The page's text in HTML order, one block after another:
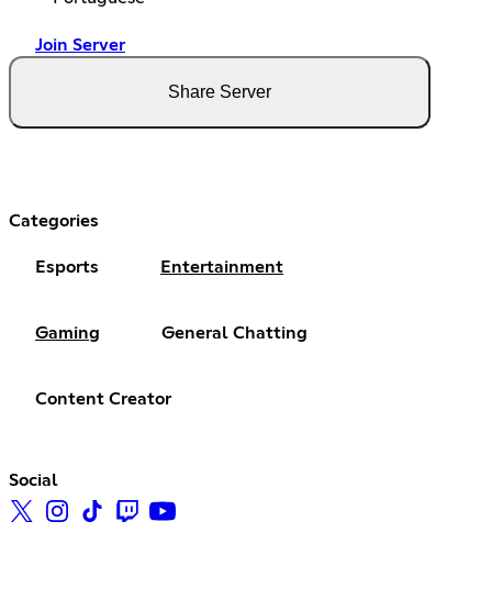
Join Server
Share Server
Categories
Esports Entertainment
Gaming General Chatting
Content Creator
Social